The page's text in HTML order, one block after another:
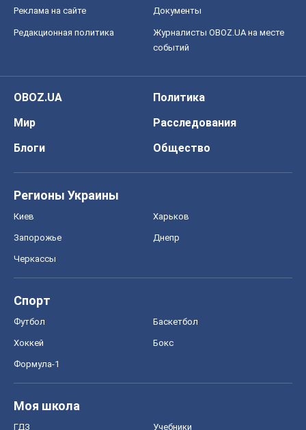
Реклама на сайте Документы
Редакционная политика
Журналисты OBOZ.UA на месте
событий
OBOZ.UA
Политика
Мир
Расследования
Блоги
Общество
Регионы Украины
Киев Харьков
Запорожье Днепр
Черкассы
Спорт
Футбол Баскетбол
Хоккей Бокс
Формула-1
Моя школа
ГДЗ Учебники